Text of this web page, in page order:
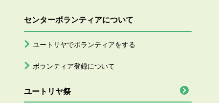
センターボランティアについて
ユートリヤでボランティアをする
ボランティア登録について
ユートリヤ祭